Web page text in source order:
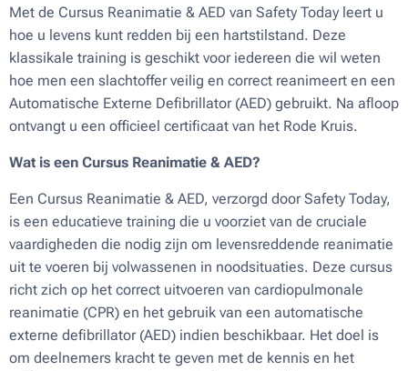
Met de Cursus Reanimatie & AED van Safety Today leert u
hoe u levens kunt redden bij een hartstilstand. Deze
klassikale training is geschikt voor iedereen die wil weten
hoe men een slachtoffer veilig en correct reanimeert en een
Automatische Externe Defibrillator (AED) gebruikt. Na afloop
ontvangt u een officieel certificaat van het Rode Kruis.
Wat is een Cursus Reanimatie & AED?
Een Cursus Reanimatie & AED, verzorgd door Safety Today,
is een educatieve training die u voorziet van de cruciale
vaardigheden die nodig zijn om levensreddende reanimatie
uit te voeren bij volwassenen in noodsituaties. Deze cursus
richt zich op het correct uitvoeren van cardiopulmonale
reanimatie (CPR) en het gebruik van een automatische
externe defibrillator (AED) indien beschikbaar. Het doel is
om deelnemers kracht te geven met de kennis en het